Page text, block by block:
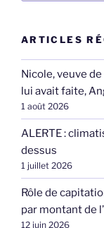
ARTICLES
Nicole, veuve
lui avait faite,
1 août 2026
ALERTE :
dessus
1 juillet 2026
Rôle de
par montant de
12 juin 2026